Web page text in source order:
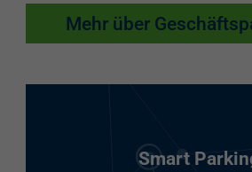
Mehr über
Smart